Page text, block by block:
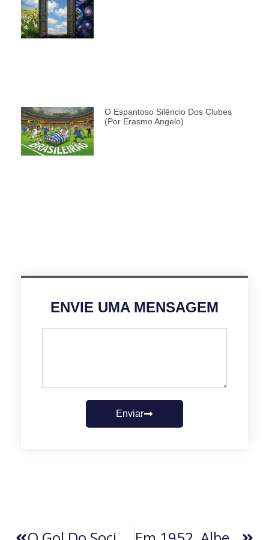
O Espantoso Silêncio Dos Clubes
(por Erasmo Angelo)
ENVIE UMA MENSAGEM
Enviar